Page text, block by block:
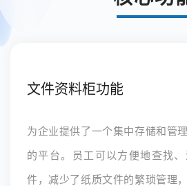
文件资料柜功能
为企业提供了一个集中存储和管
的平台。员工可以方便地查找
件，减少了纸质文件的繁琐管理